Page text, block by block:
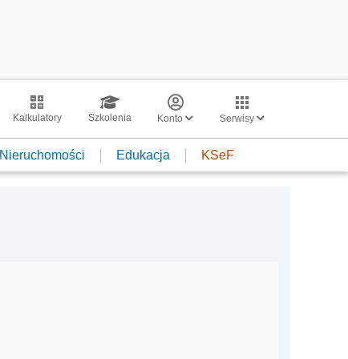
Kalkulatory Szkolenia Konto Serwisy
Nieruchomości Edukacja KSeF